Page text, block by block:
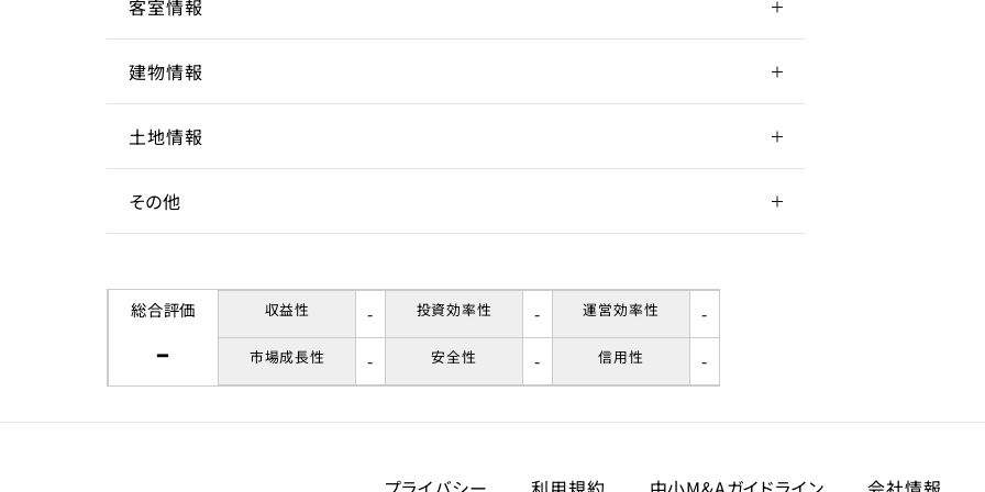
所在地 奈良県大和高田市有井247番地1、250番
アクセス
駅までの距離
客室情報
客室数 11～20室
延床面積
間取り 1R
収容人数
建物情報
建物構造 鉄骨造
階数 5
築年数 1995年
リノベーション履歴
土地情報
土地権利 所有権
土地面積 264.76坪
都市計画区域 一般区域
用途地域 第一種住居地域
その他
賃貸借契約形態
契約期間 応相談
賃料
総合評価
-
収益性 - 投資効率性 - 運営効率性 -
市場成長性 - 安全性 - 信用性 -